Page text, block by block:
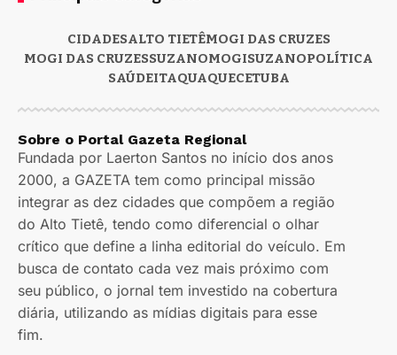
CIDADESALTO TIETÊMOGI DAS CRUZES
MOGI DAS CRUZESSUZANOMOGISUZANOPOLÍTICA
SAÚDEITAQUAQUECETUBA
Sobre o Portal Gazeta Regional
Fundada por Laerton Santos no início dos anos
2000, a GAZETA tem como principal missão
integrar as dez cidades que compõem a região
do Alto Tietê, tendo como diferencial o olhar
crítico que define a linha editorial do veículo. Em
busca de contato cada vez mais próximo com
seu público, o jornal tem investido na cobertura
diária, utilizando as mídias digitais para esse
fim.